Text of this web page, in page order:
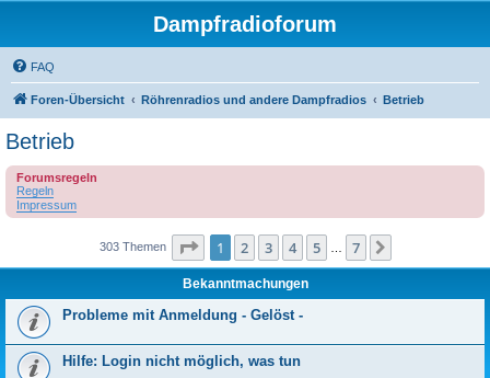
Dampfradioforum
FAQ
Foren-Übersicht Röhrenradios und andere Dampfradios Betrieb
Betrieb
Forumsregeln
Regeln
Impressum
303 Themen Seite 1von
1 2 3 4 5 7
Bekanntmachungen
Probleme mit Anmeldung - Gelöst -
Hilfe: Login nicht möglich, was tun